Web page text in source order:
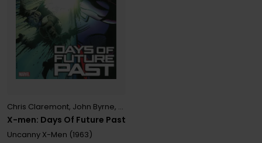
X-men: Days Of Future Past
Chris Claremont, John Byrne, Walter Simonson
Uncanny X-Men (1963)